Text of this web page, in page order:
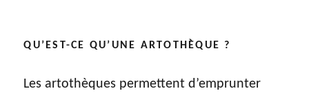
QU’EST-CE QU’UNE ARTOTHÈQUE ?
Les artothèques permettent d’emprunter